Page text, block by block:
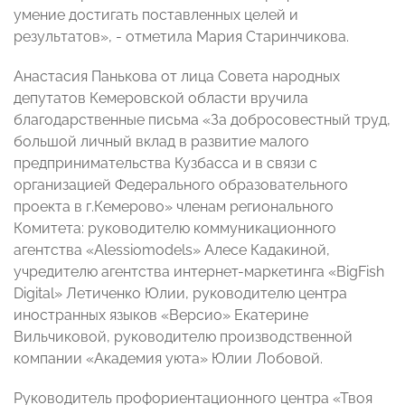
умение достигать поставленных целей и
результатов», - отметила Мария Старинчикова.
Анастасия Панькова от лица Совета народных
депутатов Кемеровской области вручила
благодарственные письма «За добросовестный труд,
большой личный вклад в развитие малого
предпринимательства Кузбасса и в связи с
организацией Федерального образовательного
проекта в г.Кемерово» членам регионального
Комитета: руководителю коммуникационного
агентства «Alessiomodels» Алесе Кадакиной,
учредителю агентства интернет-маркетинга «BigFish
Digital» Летиченко Юлии, руководителю центра
иностранных языков «Версио» Екатерине
Вильчиковой, руководителю производственной
компании «Академия уюта» Юлии Лобовой.
Руководитель профориентационного центра «Твоя